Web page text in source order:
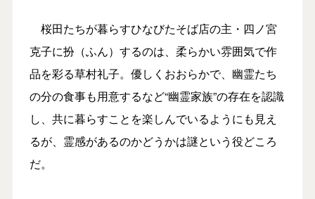
桜田たちが暮らすひなびたそば店の主・四ノ宮
克子に扮（ふん）するのは、柔らかい雰囲気で作
品を彩る草村礼子。優しくおおらかで、幽霊たち
の分の食事も用意するなど“幽霊家族”の存在を認識
し、共に暮らすことを楽しんでいるようにも見え
るが、霊感があるのかどうかは謎という役どころ
だ。